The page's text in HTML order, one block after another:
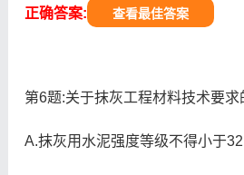
正确答案: 查看最佳答案
第6题:关于抹灰工程材料技术要求
A.抹灰用水泥强度等级不得小于